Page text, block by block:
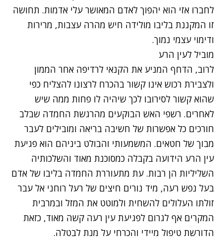
לחברו אזי הוא יהפוך לאדם המאושר עלי אדמות. תחושה
זו המקננת בליבו מולידה חיש מהרה עצבות, מרירות
ודימוי עצמי נמוך.
מוביל לעין הרע
לרוב, הדחף המניע את הקנאי לרדיפה אחר הממון
ולצבירת רכוש אינו קשור בהכרח לרצונו להצליח כפי
שהוא קשור לסירובו לכך שיהיה לו פחות ממה שיש
לאחרים. רשפי האש הבוקעים מהרגשת החמדה שבלב
חורכים כל אפשרות של חשיבה בריאה ומובילים לעבר
מבוך של חטאים. המשמעותי והבולט ביניהם הוא פגיעת
עין הרע הידועה בקבלה כמסוכנת מאוד והשלכותיה
השליליות הן רבות. עת מתעוררת החמדה בליבו של אדם
בעל נפש רעה, מיד נורים חיצים של רעל רוחני אל עבר
זולתו העלולים להשחית ולמוטט את המזל ובמרבית
המקרים אף לגרום לפגיעת עין רעה קשה מאוד, כזאת
הדורשת טיפול מיידי והכרחי על מנת לבטלה.